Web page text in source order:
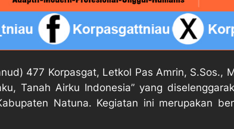
477 Korpasgat, Letkol Pas Amrin, S.Sos.,
Tanah Airku Indonesia” yang
Natuna. Kegiatan ini merupakan